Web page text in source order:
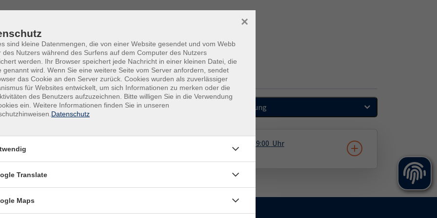
Sortierung
NRW
19:00 Uhr
sind kleine Datenmengen, die von einer Website gesendet und vom Webb
des Nutzers während des Surfens auf dem Computer des Nutzers
werden. Ihr Browser speichert jede Nachricht in einer kleinen Datei, die
genannt wird. Wenn Sie eine weitere Seite vom Server anfordern, sendet
das Cookie an den Server zurück. Cookies wurden als zuverlässiger
für Websites entwickelt, um sich Informationen zu merken oder die
des Benutzers aufzuzeichnen. Bitte willigen Sie in die Verwendung
ein. Weitere Informationen finden Sie in unseren
Datenschutz
×
Translate
Maps